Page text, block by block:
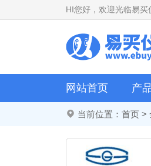
HI您好，欢迎光临易买
网站首页 产
当前位置： 首页 >